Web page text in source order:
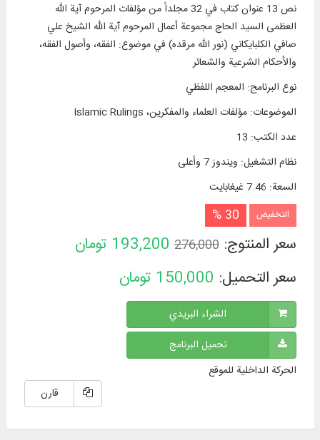
نص 13 عنوان كتاب في 32 مجلداً من مؤلفات المرحوم آية الله
العظمى السيد الحاج مجموعة أعمال المرحوم آية الله الشيخ علي
صافي الكلبايكاني (نور الله مرقده) في موضوع: الفقه، وأصول الفقه،
والأحكام الشرعية والشعائر
نوع البرنامج: المعجم اللفظي
الموضوعات:مؤلفات العلماء والمفكرين، Islamic Rulings
عدد الكتب:
13
نظام التشغیل: ويندوز 7 وأعلی
السعة: 7.46 غيغابايت
التخفيض 30 %
سعر المنتوج:276,000
193,200 تومان
سعر التحميل: 150,000 تومان
الشراء البريدي
تحميل البرنامج
الحركة الداخلية للموقع
قارن